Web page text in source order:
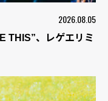
2026.08.05
THIS”、レゲエリミ